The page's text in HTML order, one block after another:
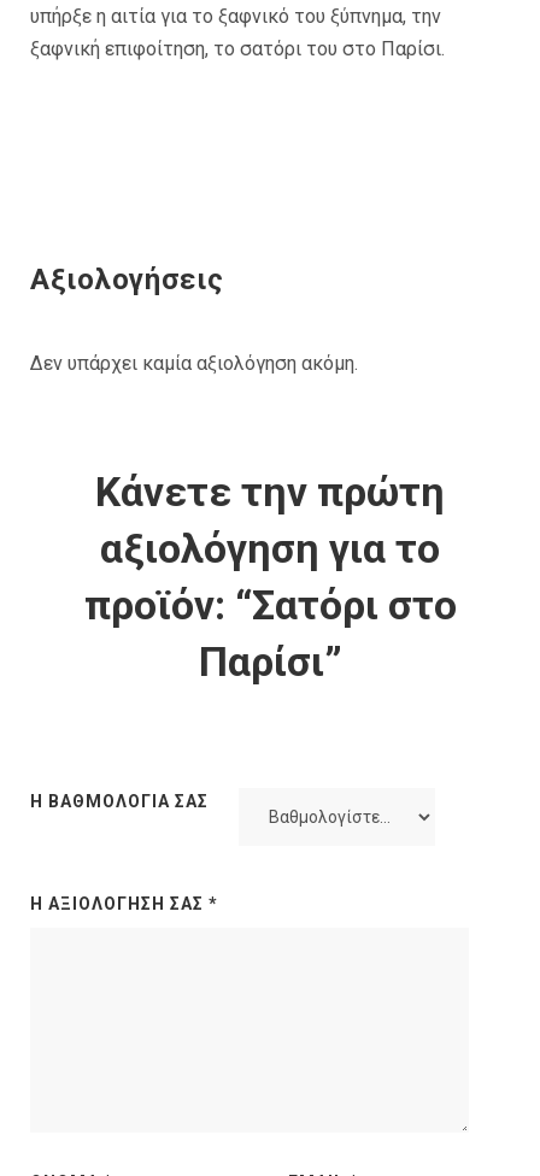
υπήρξε η αιτία για το ξαφνικό του ξύπνημα, την
ξαφνική επιφοίτηση, το σατόρι του στο Παρίσι.
Αξιολογήσεις
Δεν υπάρχει καμία αξιολόγηση ακόμη.
Κάνετε την πρώτη
αξιολόγηση για το
προϊόν: “Σατόρι στο
Παρίσι”
Η ΒΑΘΜΟΛΟΓΊΑ ΣΑΣ
Η ΑΞΙΟΛΌΓΗΣΉ ΣΑΣ *